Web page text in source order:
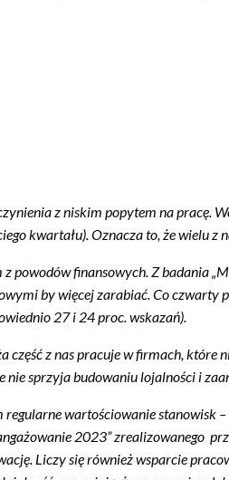
z niskim popytem na pracę.
kwartału). Oznacza to, że wielu
powodów finansowych. Z badania
by więcej zarabiać. Co
27 i 24 proc. wskazań).
z nas pracuje w firmach,
sprzyja budowaniu lojalności i
wartościowanie stanowisk
2023” zrealizowanego
Liczy się również wsparcie